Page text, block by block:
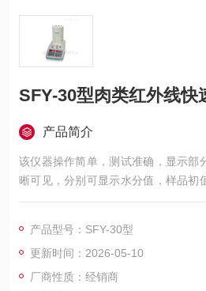
SFY-30型肉类红外线快
产品简介
该仪器操作简单，测试准确，显示部
晰可见，分别可显示水分值，样品初
初值，Z终值等数据，并具有与计算
产品型号：SFY-30型
更新时间：2026-05-10
厂商性质：经销商